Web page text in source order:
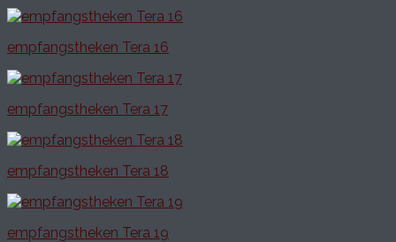
empfangstheken Tera 16
empfangstheken Tera 17
empfangstheken Tera 18
empfangstheken Tera 19